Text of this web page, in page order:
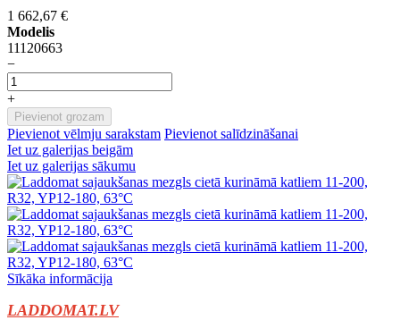
1 662,67 €
Modelis
11120663
−
+
Pievienot grozam
Pievienot vēlmju sarakstam Pievienot salīdzināšanai
Iet uz galerijas beigām
Iet uz galerijas sākumu
Sīkāka informācija
LADDOMAT.LV